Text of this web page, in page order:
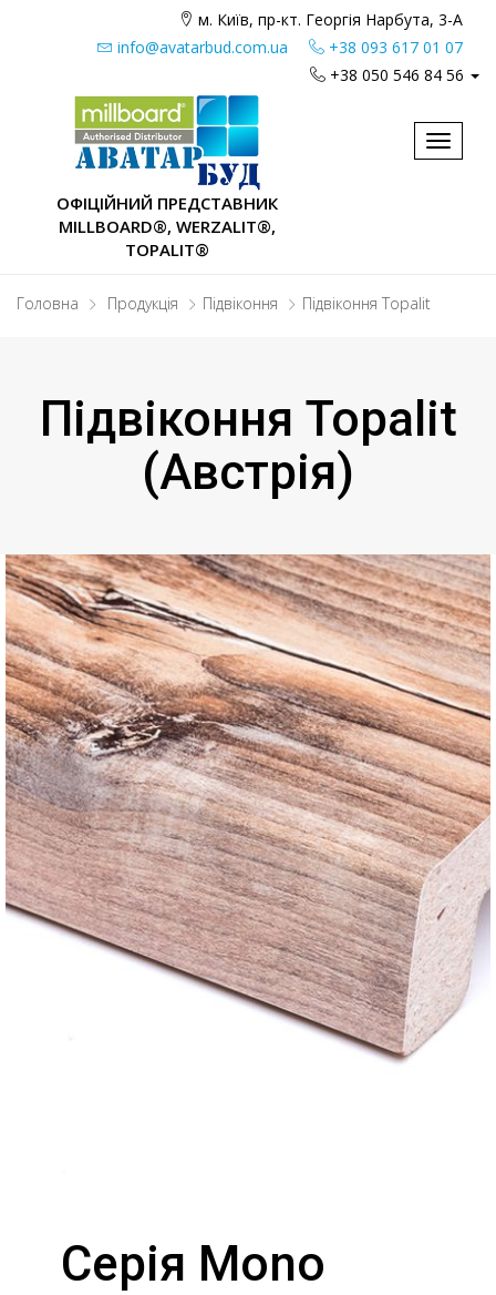
м. Київ, пр-кт. Георгія Нарбута, 3-А
info@avatarbud.com.ua
+38 093 617 01 07
+38 050 546 84 56
ОФІЦІЙНИЙ ПРЕДСТАВНИК
MILLBOARD®, WERZALIT®,
TOPALIT®
Toggle
Головна Продукція Підвіконня Підвіконня Topalit
Підвіконня Topalit
(Австрія)
Серія Mono